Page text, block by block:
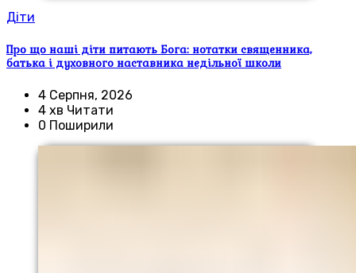
Діти
Про що наші діти питають Бога: нотатки священника,
батька і духовного наставника недільної школи
4 Серпня, 2026
4 хв Читати
0 Поширили